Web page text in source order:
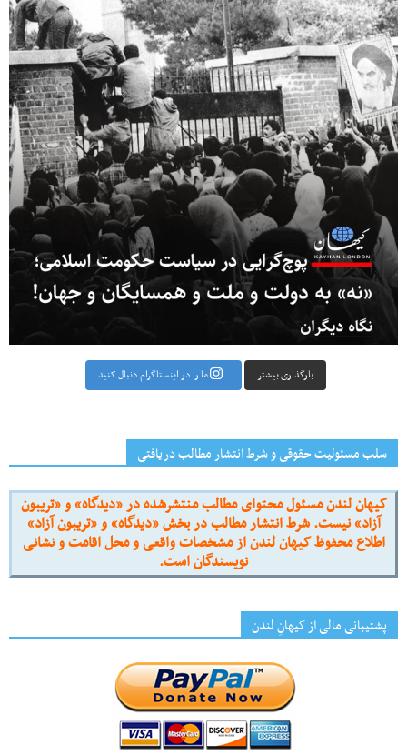
بارگذاری بیشتر ما را در اینستاگرام دنبال کنید
سلب مسئولیت حقوقی و شرط انتشار مطالب دریافتی
کیهان لندن مسئول محتوای مطالب منتشرشده در «دیدگاه» و «تریبون
آزاد» نیست. شرط انتشار مطالب در بخش «دیدگاه» و «تریبون آزاد»
اطلاع محفوظ کیهان لندن از مشخصات واقعی و محل اقامت و نشانی
نویسندگان است.
پشتیبانی مالی از کیهانِ لندن